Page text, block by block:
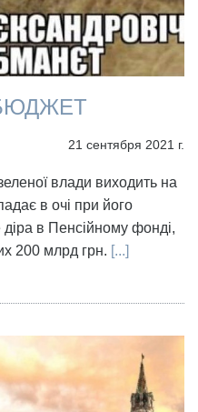
21 сентября 2021 г.
влади виходить на
в очі при його
діра в Пенсійному фонді,
200 млрд грн. [...]